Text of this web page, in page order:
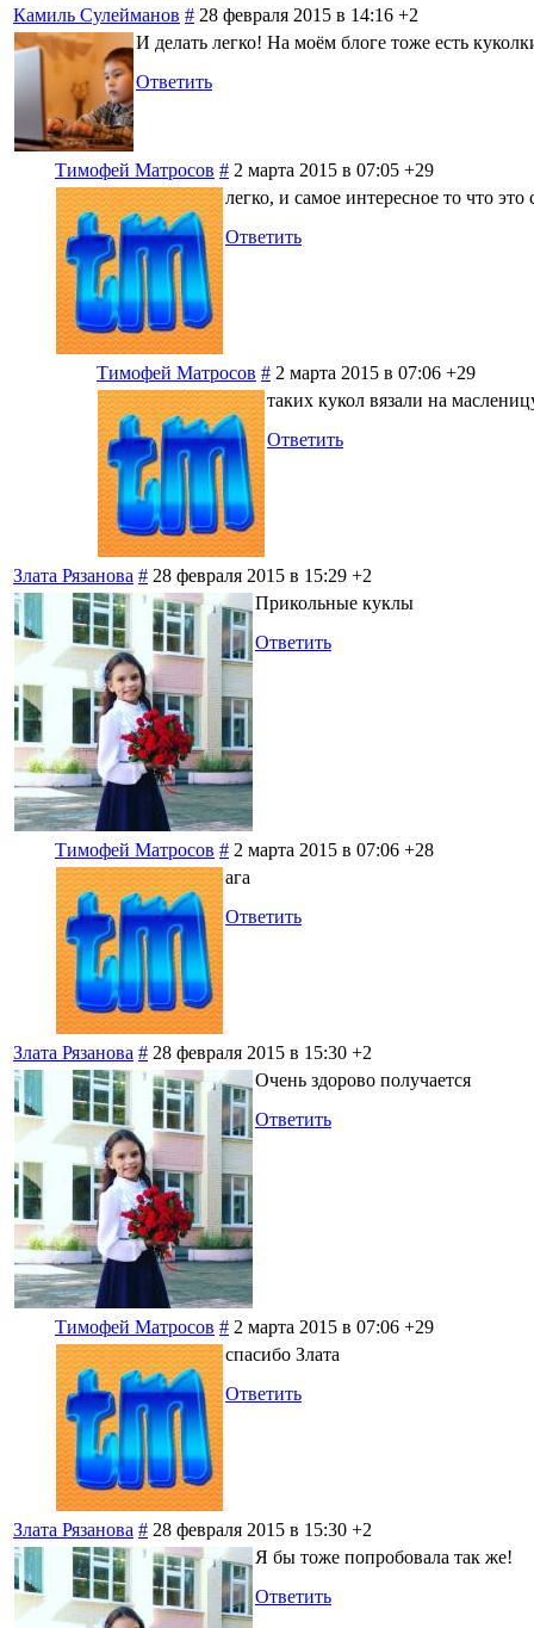
Камиль Сулейманов # 28 февраля 2015 в 14:16 +2
И делать легко! На моём блоге тоже есть
Ответить
Тимофей Матросов # 2 марта 2015 в 07:05 +29
легко, и самое интересное то что это
Ответить
Тимофей Матросов # 2 марта 2015 в 07:06 +29
таких кукол вязали на
Ответить
Злата Рязанова # 28 февраля 2015 в 15:29 +2
Прикольные куклы
Ответить
Тимофей Матросов # 2 марта 2015 в 07:06 +28
ага
Ответить
Злата Рязанова # 28 февраля 2015 в 15:30 +2
Очень здорово получается
Ответить
Тимофей Матросов # 2 марта 2015 в 07:06 +29
спасибо Злата
Ответить
Злата Рязанова # 28 февраля 2015 в 15:30 +2
Я бы тоже попробовала так же!
Ответить